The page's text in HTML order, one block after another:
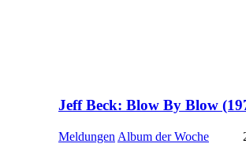
Jeff Beck: Blow By Blow
MeldungenAlbum der Woche